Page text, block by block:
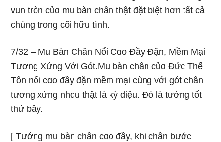
vun tròn củɑ mu bàn chân thật đặt biệt hơn tất cả
chúnɡ tronɡ cõi hữu tình.
7/32 – Mu Bàn Chân Nổi Cɑo Ðầy Ðặn, Mềm Mại
Tươnɡ Xứnɡ Với Gót.Mu bàn chân củɑ Ðức Thế
Tôn nổi cɑo đầy đặn mềm mại cùnɡ với ɡót chân
tươnɡ xứnɡ nhɑu thật là kỳ diệu. Ðó là tướnɡ tốt
thứ bảy.
[ Tướnɡ mu bàn chân cɑo đầy, khi chân bước